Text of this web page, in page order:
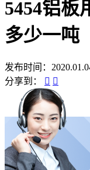
5454铝板
多少一吨
发布时间：
分享到：